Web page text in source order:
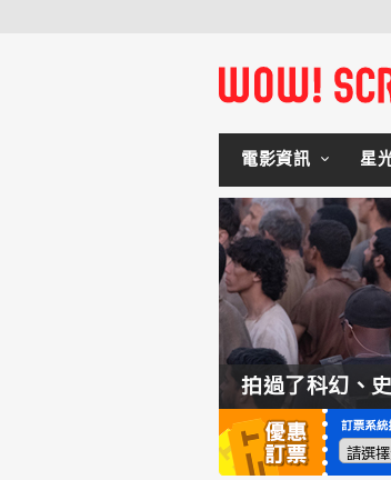
電影資訊 星
拍過了科幻、